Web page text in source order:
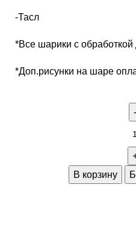
-Тасл
*Все шарики с обработкой
*Доп.рисунки на шаре
В корзину